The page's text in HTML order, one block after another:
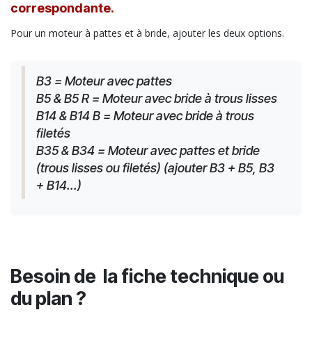
correspondante.
Pour un moteur à pattes et à bride, ajouter les deux options.
B3 = Moteur avec pattes
B5 & B5 R = Moteur avec bride à trous lisses
B14 & B14 B = Moteur avec bride à trous
filetés
B35 & B34 = Moteur avec pattes et bride
(trous lisses ou filetés) (ajouter B3 + B5, B3
+ B14...)
Besoin de la fiche technique ou
du plan ?